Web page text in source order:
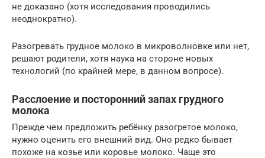
не доказано (хотя исследования проводились
неоднократно).
Разогревать грудное молоко в микроволновке или нет,
решают родители, хотя наука на стороне новых
технологий (по крайней мере, в данном вопросе).
Расслоение и посторонний запах грудного
молока
Прежде чем предложить ребёнку разогретое молоко,
нужно оценить его внешний вид. Оно редко бывает
похоже на козье или коровье молоко. Чаще это